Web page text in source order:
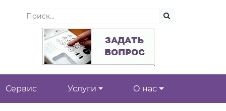
Сервис Услуги О нас